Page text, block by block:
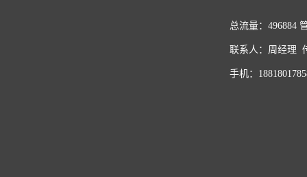
总流量：496884
联系人：周经理
手机：